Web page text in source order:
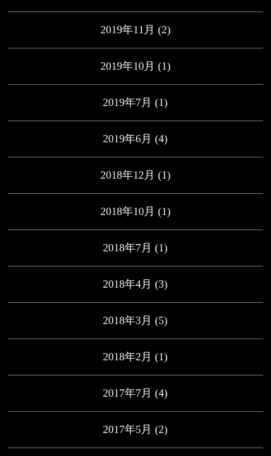
2019年11月 (2)
2019年10月 (1)
2019年7月 (1)
2019年6月 (4)
2018年12月 (1)
2018年10月 (1)
2018年7月 (1)
2018年4月 (3)
2018年3月 (5)
2018年2月 (1)
2017年7月 (4)
2017年5月 (2)